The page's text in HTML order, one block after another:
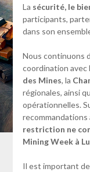
La sécurité, le
participants,
dans son
Nous continuons
coordination avec
des Mines, la
régionales, ainsi
opérationnelles.
restriction ne
Mining Week à
Il est important